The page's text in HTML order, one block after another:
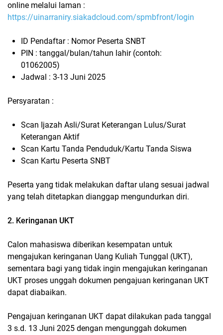
online melalui laman :
https://uinarraniry.siakadcloud.com/spmbfront/login
ID Pendaftar : Nomor Peserta SNBT
PIN : tanggal/bulan/tahun lahir (contoh:
01062005)
Jadwal : 3-13 Juni 2025
Persyaratan :
Scan Ijazah Asli/Surat Keterangan Lulus/Surat
Keterangan Aktif
Scan Kartu Tanda Penduduk/Kartu Tanda Siswa
Scan Kartu Peserta SNBT
Peserta yang tidak melakukan daftar ulang sesuai jadwal
yang telah ditetapkan dianggap mengundurkan diri.
2. Keringanan UKT
Calon mahasiswa diberikan kesempatan untuk
mengajukan keringanan Uang Kuliah Tunggal (UKT),
sementara bagi yang tidak ingin mengajukan keringanan
UKT proses unggah dokumen pengajuan keringanan UKT
dapat diabaikan.
Pengajuan keringanan UKT dapat dilakukan pada tanggal
3 s.d. 13 Juni 2025 dengan mengunggah dokumen